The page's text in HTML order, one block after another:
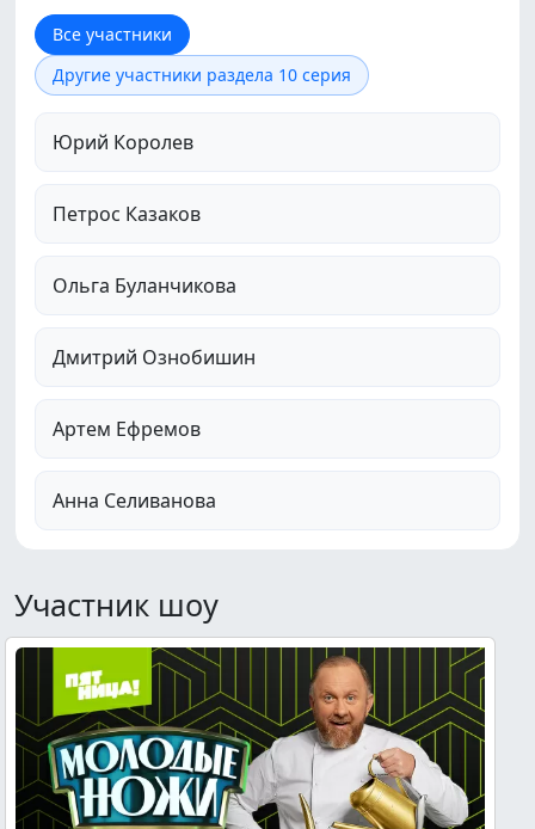
Все участники
Другие участники раздела 10 серия
Юрий Королев
Петрос Казаков
Ольга Буланчикова
Дмитрий Ознобишин
Артем Ефремов
Анна Селиванова
Участник шоу